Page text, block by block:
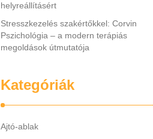
helyreállításért
Stresszkezelés szakértőkkel: Corvin
Pszichológia – a modern terápiás
megoldások útmutatója
Kategóriák
Ajtó-ablak